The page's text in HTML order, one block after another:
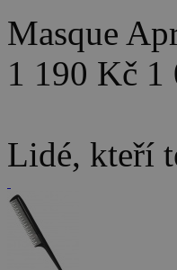
Masque
1 190 Kč 1
Lidé, kteří